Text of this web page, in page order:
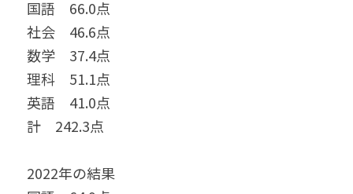
国語　66.0点
社会　46.6点
数学　37.4点
理科　51.1点
英語　41.0点
計　242.3点
2022年の結果